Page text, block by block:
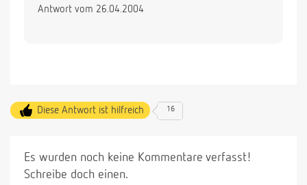
Antwort vom 26.04.2004
Diese Antwort ist hilfreich 16
Es wurden noch keine Kommentare verfasst!
Schreibe doch einen.